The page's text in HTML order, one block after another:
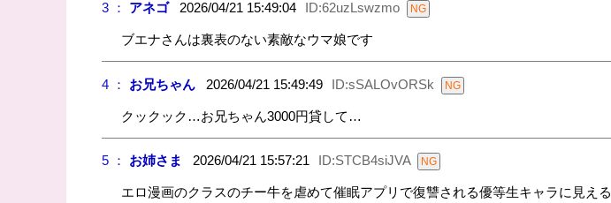
3 ： アネゴ2026/04/21 15:49:04 ID:62uzLswzmo
ブエナさんは裏表のない素敵なウマ娘です
4 ： お兄ちゃん2026/04/21 15:49:49 ID:sSALOvORSk
クックック…お兄ちゃん3000円貸して…
5 ： お姉さま 2026/04/21 15:57:21 ID:STCB4siJVA
エロ漫画のクラスのチー牛を虐めて催眠アプリで復讐される優等生キャラに見える